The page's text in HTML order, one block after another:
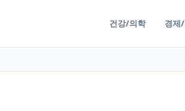
건강/의학 경제